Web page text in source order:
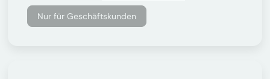
Nur für Geschäftskunden